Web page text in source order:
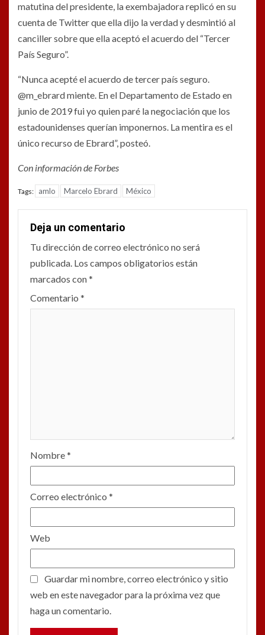
matutina del presidente, la exembajadora replicó en su
cuenta de Twitter que ella dijo la verdad y desmintió al
canciller sobre que ella aceptó el acuerdo del “Tercer
País Seguro”.
“Nunca acepté el acuerdo de tercer país seguro.
@m_ebrard miente. En el Departamento de Estado en
junio de 2019 fui yo quien paré la negociación que los
estadounidenses querían imponernos. La mentira es el
único recurso de Ebrard”, posteó.
Con información de Forbes
Tags: amlo Marcelo Ebrard México
Deja un comentario
Tu dirección de correo electrónico no será
publicada. Los campos obligatorios están
marcados con*
Comentario *
Nombre*
Correo electrónico *
Web
Guardar mi nombre, correo electrónico y sitio
web en este navegador para la próxima vez que
haga un comentario.